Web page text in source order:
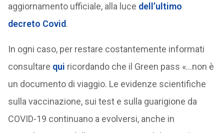
aggiornamento ufficiale, alla luce dell’ultimo
decreto Covid.
In ogni caso, per restare costantemente informati
consultare qui ricordando che il Green pass «…non è
un documento di viaggio. Le evidenze scientifiche
sulla vaccinazione, sui test e sulla guarigione da
COVID-19 continuano a evolversi, anche in